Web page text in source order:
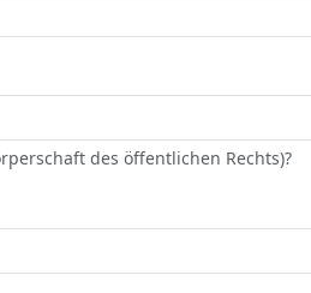
des öffentlichen Rechts)?